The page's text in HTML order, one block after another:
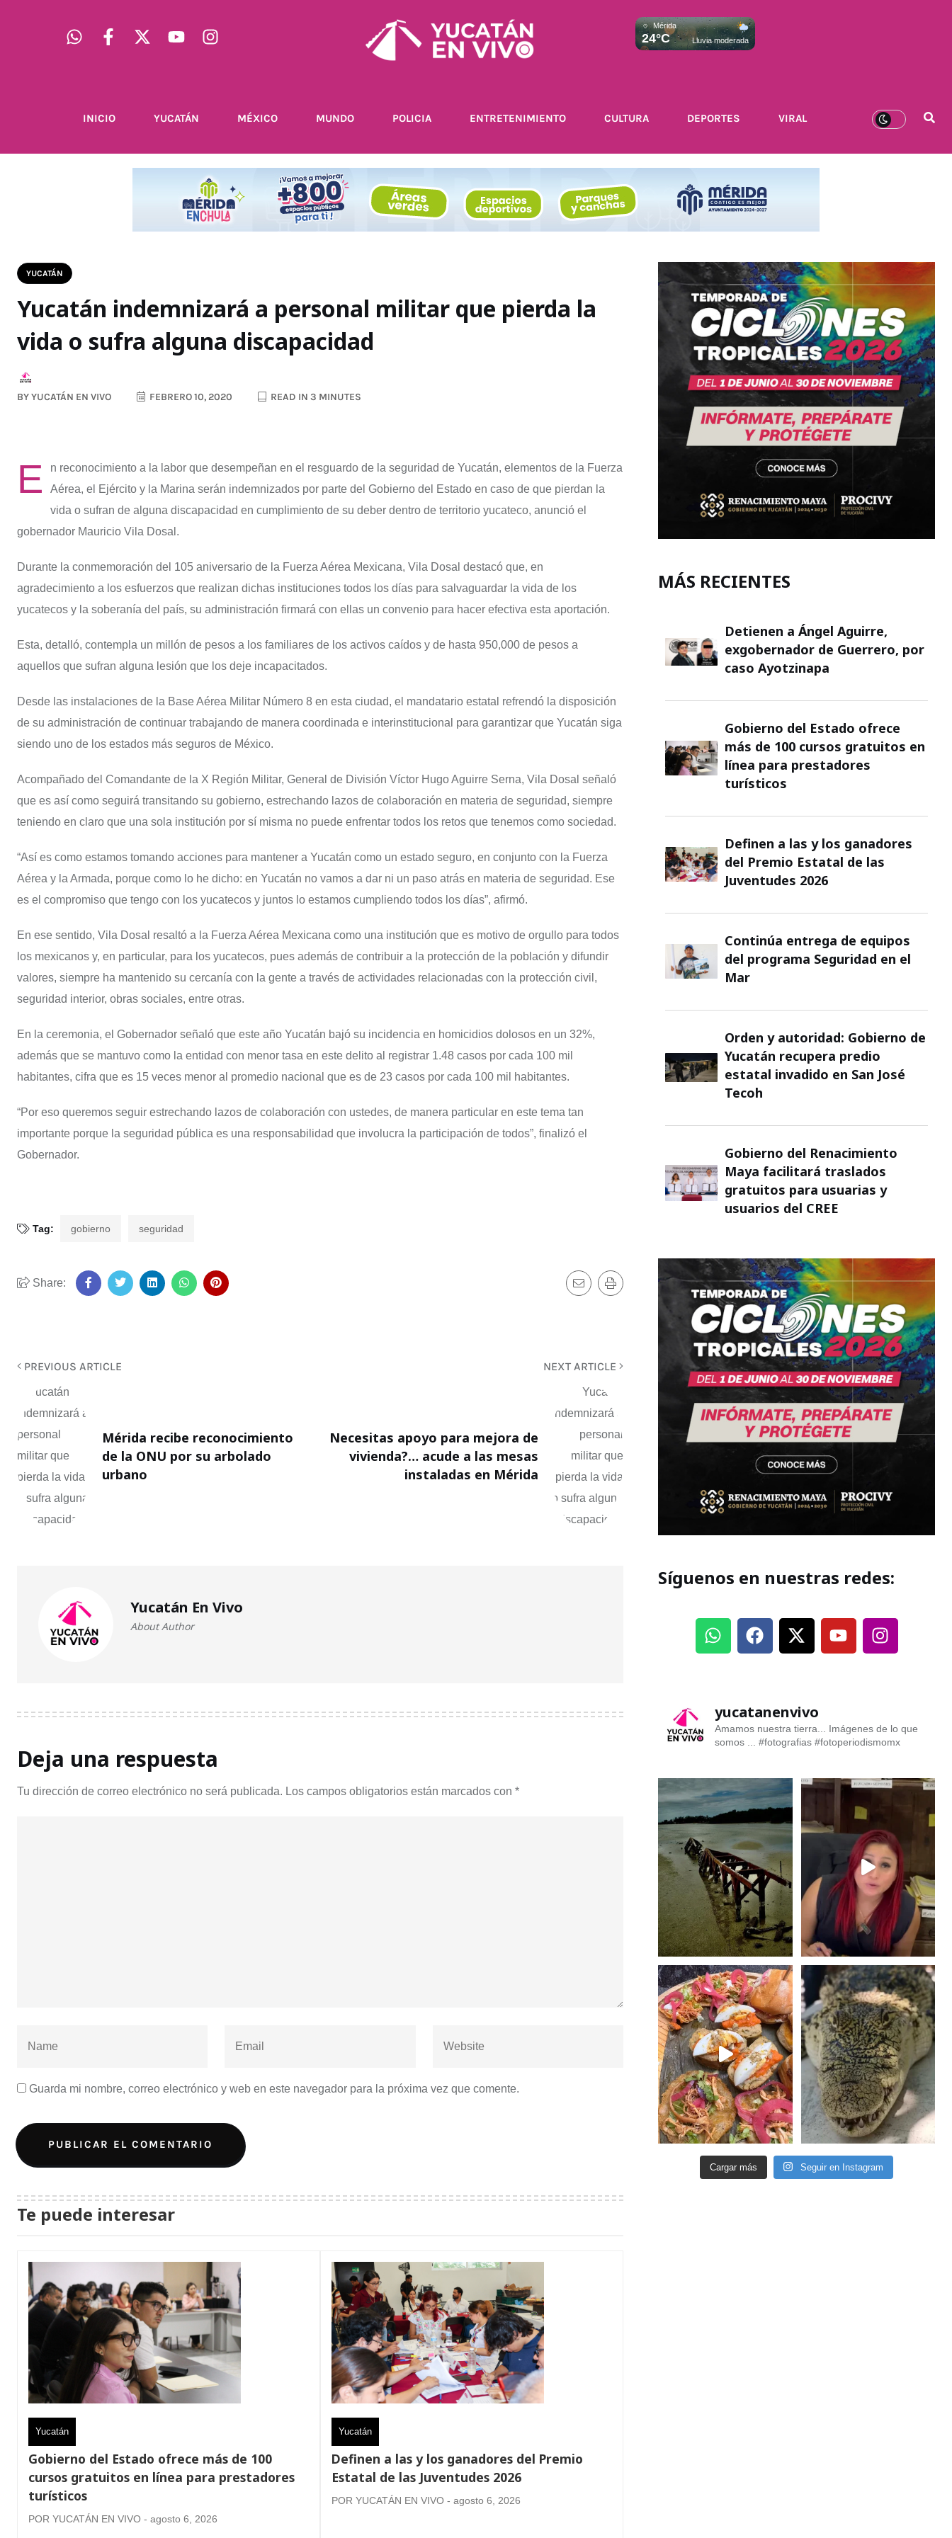
Mérida
24°C Lluvia moderada
INICIO YUCATÁN MÉXICO MUNDO POLICIA ENTRETENIMIENTO CULTURA DEPORTES VIRAL
YUCATÁN
Yucatán indemnizará a personal militar que pierda la
vida o sufra alguna discapacidad
BYYUCATÁN EN VIVO FEBRERO 10, 2020 READ IN 3 MINUTES
E
n reconocimiento a la labor que desempeñan en el resguardo de la seguridad de Yucatán, elementos de la Fuerza
Aérea, el Ejército y la Marina serán indemnizados por parte del Gobierno del Estado en caso de que pierdan la
vida o sufran de alguna discapacidad en cumplimiento de su deber dentro de territorio yucateco, anunció el
gobernador Mauricio Vila Dosal.
Durante la conmemoración del 105 aniversario de la Fuerza Aérea Mexicana, Vila Dosal destacó que, en
agradecimiento a los esfuerzos que realizan dichas instituciones todos los días para salvaguardar la vida de los
yucatecos y la soberanía del país, su administración firmará con ellas un convenio para hacer efectiva esta aportación.
Esta, detalló, contempla un millón de pesos a los familiares de los activos caídos y de hasta 950,000 de pesos a
aquellos que sufran alguna lesión que los deje incapacitados.
Desde las instalaciones de la Base Aérea Militar Número 8 en esta ciudad, el mandatario estatal refrendó la disposición
de su administración de continuar trabajando de manera coordinada e interinstitucional para garantizar que Yucatán siga
siendo uno de los estados más seguros de México.
Acompañado del Comandante de la X Región Militar, General de División Víctor Hugo Aguirre Serna, Vila Dosal señaló
que es así como seguirá transitando su gobierno, estrechando lazos de colaboración en materia de seguridad, siempre
teniendo en claro que una sola institución por sí misma no puede enfrentar todos los retos que tenemos como sociedad.
“Así es como estamos tomando acciones para mantener a Yucatán como un estado seguro, en conjunto con la Fuerza
Aérea y la Armada, porque como lo he dicho: en Yucatán no vamos a dar ni un paso atrás en materia de seguridad. Ese
es el compromiso que tengo con los yucatecos y juntos lo estamos cumpliendo todos los días”, afirmó.
En ese sentido, Vila Dosal resaltó a la Fuerza Aérea Mexicana como una institución que es motivo de orgullo para todos
los mexicanos y, en particular, para los yucatecos, pues además de contribuir a la protección de la población y difundir
valores, siempre ha mantenido su cercanía con la gente a través de actividades relacionadas con la protección civil,
seguridad interior, obras sociales, entre otras.
En la ceremonia, el Gobernador señaló que este año Yucatán bajó su incidencia en homicidios dolosos en un 32%,
además que se mantuvo como la entidad con menor tasa en este delito al registrar 1.48 casos por cada 100 mil
habitantes, cifra que es 15 veces menor al promedio nacional que es de 23 casos por cada 100 mil habitantes.
“Por eso queremos seguir estrechando lazos de colaboración con ustedes, de manera particular en este tema tan
importante porque la seguridad pública es una responsabilidad que involucra la participación de todos”, finalizó el
Gobernador.
Tag: gobierno seguridad
Share:
PREVIOUS ARTICLE
Mérida recibe reconocimiento
de la ONU por su arbolado
urbano
NEXT ARTICLE
Necesitas apoyo para mejora de
vivienda?… acude a las mesas
instaladas en Mérida
Yucatán En Vivo
About Author
Deja una respuesta
Tu dirección de correo electrónico no será publicada. Los campos obligatorios están marcados con *
Guarda mi nombre, correo electrónico y web en este navegador para la próxima vez que comente.
Te puede interesar
Yucatán
Gobierno del Estado ofrece más de 100
cursos gratuitos en línea para prestadores
turísticos
POR YUCATÁN EN VIVO - agosto 6, 2026
Yucatán
Definen a las y los ganadores del Premio
Estatal de las Juventudes 2026
POR YUCATÁN EN VIVO - agosto 6, 2026
MÁS RECIENTES
Detienen a Ángel Aguirre,
exgobernador de Guerrero, por
caso Ayotzinapa
Gobierno del Estado ofrece
más de 100 cursos gratuitos en
línea para prestadores
turísticos
Definen a las y los ganadores
del Premio Estatal de las
Juventudes 2026
Continúa entrega de equipos
del programa Seguridad en el
Mar
Orden y autoridad: Gobierno de
Yucatán recupera predio
estatal invadido en San José
Tecoh
Gobierno del Renacimiento
Maya facilitará traslados
gratuitos para usuarias y
usuarios del CREE
Síguenos en nuestras redes:
yucatanenvivo
Amamos nuestra tierra... Imágenes de lo que
somos ... #fotografias #fotoperiodismomx
Cargar más Seguir en Instagram